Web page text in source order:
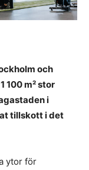
och
100 m² stor
i
tillskott i det
ytor för